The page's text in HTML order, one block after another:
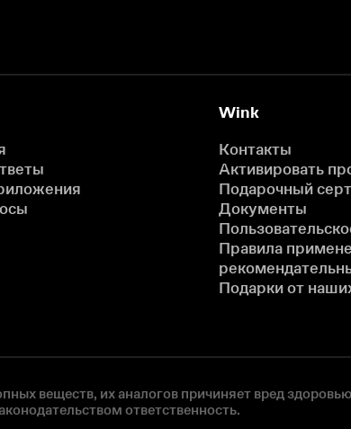
Wink
Контакты
Активировать
Подарочный
Документы
Правила
Подарки от
веществ, их аналогов причиняет вред
ответственность.